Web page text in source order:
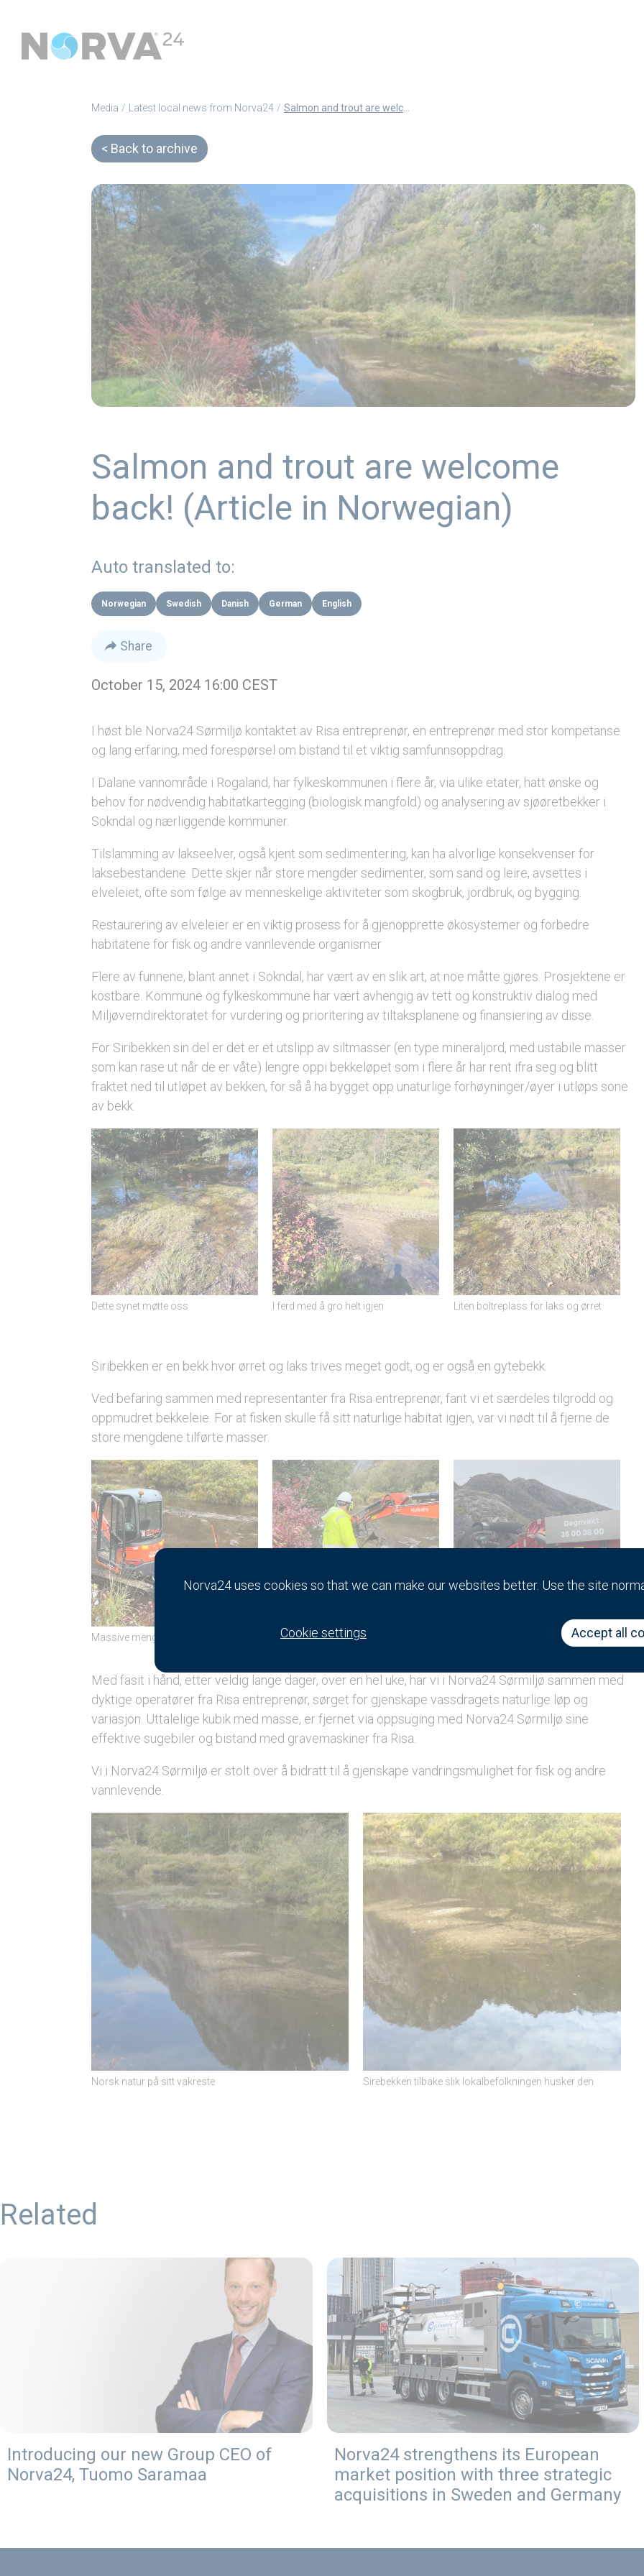
Media Latest local news from Norva24
Back to archive
Salmon and trout are welcome
back! (Article in Norwegian)
Auto translated to:
Norwegian Swedish Danish German English
Share
October 15, 2024 16:00 CEST
I høst ble Norva24 Sørmiljø kontaktet av Risa entreprenør, en entreprenør med stor kompetanse
og lang erfaring, med forespørsel om bistand til et viktig samfunnsoppdrag.
I Dalane vannområde i Rogaland, har fylkeskommunen i flere år, via ulike etater, hatt ønske og
behov for nødvendig habitatkartegging (biologisk mangfold) og analysering av sjøøretbekker i
Sokndal og nærliggende kommuner.
Tilslamming av lakseelver, også kjent som sedimentering, kan ha alvorlige konsekvenser for
laksebestandene. Dette skjer når store mengder sedimenter, som sand og leire, avsettes i
elveleiet, ofte som følge av menneskelige aktiviteter som skogbruk, jordbruk, og bygging.
Restaurering av elveleier er en viktig prosess for å gjenopprette økosystemer og forbedre
habitatene for fisk og andre vannlevende organismer
Flere av funnene, blant annet i Sokndal, har vært av en slik art, at noe måtte gjøres. Prosjektene er
kostbare. Kommune og fylkeskommune har vært avhengig av tett og konstruktiv dialog med
Miljøverndirektoratet for vurdering og prioritering av tiltaksplanene og finansiering av disse.
For Siribekken sin del er det er et utslipp av siltmasser (en type mineraljord, med ustabile masser
som kan rase ut når de er våte) lengre oppi bekkeløpet som i flere år har rent ifra seg og blitt
fraktet ned til utløpet av bekken, for så å ha bygget opp unaturlige forhøyninger/øyer i utløps sone
av bekk.
Dette synet møtte oss I ferd med å gro helt igjen Liten boltreplass for laks og ørret
Siribekken er en bekk hvor ørret og laks trives meget godt, og er også en gytebekk.
Ved befaring sammen med representanter fra Risa entreprenør, fant vi et særdeles tilgrodd og
oppmudret bekkeleie. For at fisken skulle få sitt naturlige habitat igjen, var vi nødt til å fjerne de
store mengdene tilførte masser.
Massive mengder slam skulle fjernes
Sugeslanger og gravemaskin i
Vanskelig tilkomst ga behov for langt
Med fasit i hånd, etter veldig lange dager, over en hel uke, har vi i Norva24 Sørmiljø sammen med
dyktige operatører fra Risa entreprenør, sørget for gjenskape vassdragets naturlige løp og
variasjon. Uttalelige kubik med masse, er fjernet via oppsuging med Norva24 Sørmiljø sine
effektive sugebiler og bistand med gravemaskiner fra Risa.
Vi i Norva24 Sørmiljø er stolt over å bidratt til å gjenskape vandringsmulighet for fisk og andre
vannlevende.
Norsk natur på sitt vakreste Sirebekken tilbake slik lokalbefolkningen husker den
Related
Introducing our new Group CEO of
Norva24, Tuomo Saramaa
Norva24 strengthens its European
market position with three strategic
acquisitions in Sweden and Germany
Norva24 uses cookies so that we can make our websites better. Use the site
Cookie settings Accept all